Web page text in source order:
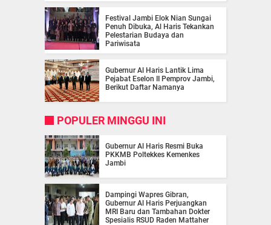
Festival Jambi Elok Nian Sungai
Penuh Dibuka, Al Haris Tekankan
Pelestarian Budaya dan
Pariwisata
Gubernur Al Haris Lantik Lima
Pejabat Eselon II Pemprov Jambi,
Berikut Daftar Namanya
POPULER MINGGU INI
Gubernur Al Haris Resmi Buka
PKKMB Poltekkes Kemenkes
Jambi
Dampingi Wapres Gibran,
Gubernur Al Haris Perjuangkan
MRI Baru dan Tambahan Dokter
Spesialis RSUD Raden Mattaher